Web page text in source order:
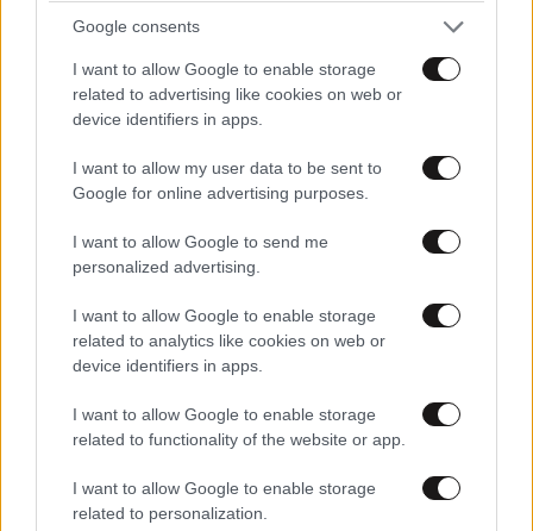
Google consents
I want to allow Google to enable storage
related to advertising like cookies on web or
device identifiers in apps.
I want to allow my user data to be sent to
Google for online advertising purposes.
I want to allow Google to send me
personalized advertising.
I want to allow Google to enable storage
related to analytics like cookies on web or
device identifiers in apps.
I want to allow Google to enable storage
related to functionality of the website or app.
I want to allow Google to enable storage
related to personalization.
το 41% των εβραίων Ισραηλινών πιστεύουν ότι η
Τραμπ, έναντι 64% τον Μάρτιο.
Ο Ισραηλινός υπουργός Ενέργειας Έλι Κόεν δήλωσε
ότι το Ισραήλ θα ήταν έτοιμο να δράσει μόνο του,
εάν το Ιράν ανακτήσει τις πυρηνικές και πυραυλικές
του δυνατότητες, αν και είπε ότι οι πιθανότητες η
Τεχεράνη να κάνει αυτό το βήμα κατά τη διάρκεια
«Εάν το Ιράν προσπαθήσει να ανανεώσει τα
πυρηνικά και βαλλιστικά πυραυλικά του
προγράμματα, θα είμαστε εκεί και θα δράσουμε»,
προειδοποίησε ο Κόεν στον δημόσιο